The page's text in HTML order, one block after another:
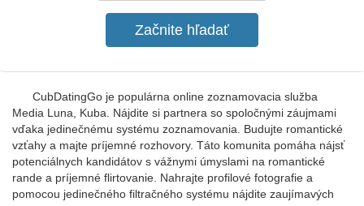
CubDatingGo je populárna online zoznamovacia služba
Media Luna, Kuba. Nájdite si partnera so spoločnými záujmami
vďaka jedinečnému systému zoznamovania. Budujte romantické
vzťahy a majte príjemné rozhovory. Táto komunita pomáha nájsť
potenciálnych kandidátov s vážnymi úmyslami na romantické
rande a príjemné flirtovanie. Nahrajte profilové fotografie a
pomocou jedinečného filtračného systému nájdite zaujímavých